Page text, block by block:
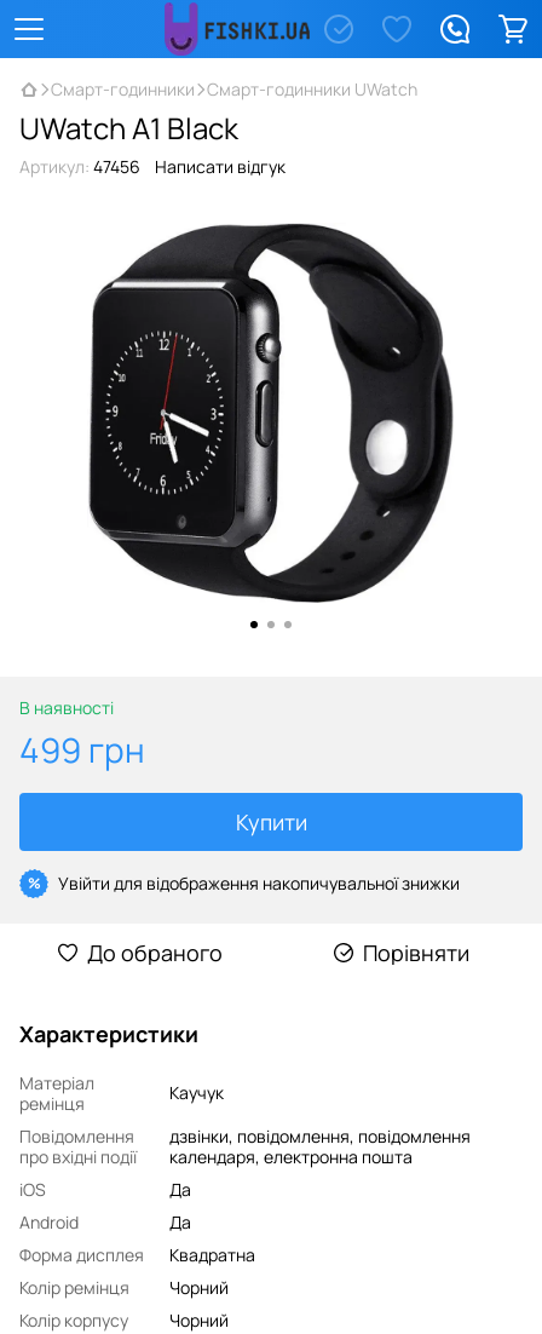
Смарт-годинники Смарт-годинники UWatch
UWatch A1 Black
Артикул: 47456 Написати відгук
В наявності
499 грн
Купити
% Увійти для відображення накопичувальної знижки
До обраного Порівняти
Характеристики
Матеріал
ремінця
Каучук
Повідомлення
про вхідні події
дзвінки, повідомлення, повідомлення
календаря, електронна пошта
iOS
Да
Android
Да
Форма дисплея
Квадратна
Колір ремінця
Чорний
Колір корпусу
Чорний